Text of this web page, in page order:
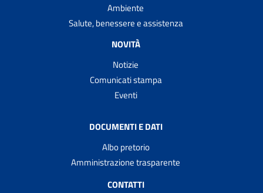
Ambiente
Salute, benessere e assistenza
NOVITÀ
Notizie
Comunicati stampa
Eventi
DOCUMENTI E DATI
Albo pretorio
Amministrazione trasparente
CONTATTI